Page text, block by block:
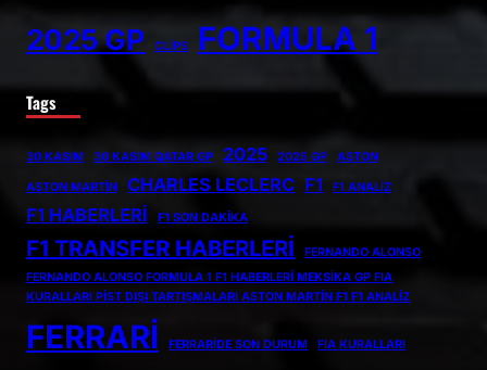
2025 GP CLİPS FORMULA 1
Tags
30 KASIM 30 KASIM QATAR GP 2025 2025 GP ASTON
ASTON MARTIN CHARLES LECLERC F1 F1 ANALIZ
F1 HABERLERI F1 SON DAKIKA
F1 TRANSFER HABERLERI
FERNANDO ALONSO
FERNANDO ALONSO FORMULA 1 F1 HABERLERI MEKSIKA GP FIA
KURALLARI PIST DIŞI TARTIŞMALARI ASTON MARTIN F1 F1 ANALIZ
FERRARI FERRARIDE SON DURUM FIA KURALLARI